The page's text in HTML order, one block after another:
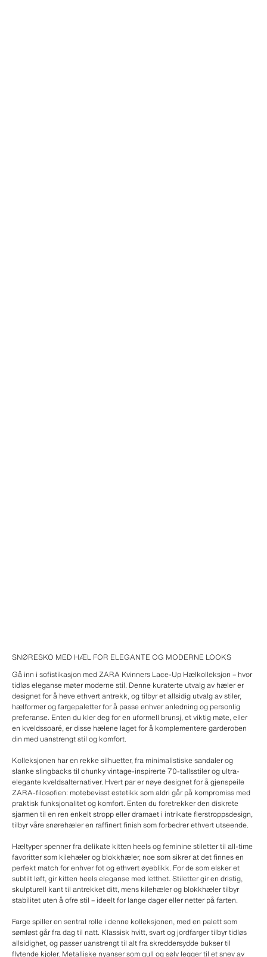
SNØRESKO MED HÆL FOR ELEGANTE OG MODERNE LOOKS
Gå inn i sofistikasjon med ZARA Kvinners Lace-Up Hælkolleksjon – hvor
tidløs eleganse møter moderne stil. Denne kuraterte utvalg av hæler er
designet for å heve ethvert antrekk, og tilbyr et allsidig utvalg av stiler,
hælformer og fargepaletter for å passe enhver anledning og personlig
preferanse. Enten du kler deg for en uformell brunsj, et viktig møte, eller
en kveldssoaré, er disse hælene laget for å komplementere garderoben
din med uanstrengt stil og komfort.
Kolleksjonen har en rekke silhuetter, fra minimalistiske sandaler og
slanke slingbacks til chunky vintage-inspirerte 70-tallsstiler og ultra-
elegante kveldsalternativer. Hvert par er nøye designet for å gjenspeile
ZARA-filosofien: motebevisst estetikk som aldri går på kompromiss med
praktisk funksjonalitet og komfort. Enten du foretrekker den diskrete
sjarmen til en ren enkelt stropp eller dramaet i intrikate flerstroppsdesign,
tilbyr våre snørehæler en raffinert finish som forbedrer ethvert utseende.
Hæltyper spenner fra delikate kitten heels og feminine stiletter til all-time
favoritter som kilehæler og blokkhæler, noe som sikrer at det finnes en
perfekt match for enhver fot og ethvert øyeblikk. For de som elsker et
subtilt løft, gir kitten heels eleganse med letthet. Stiletter gir en dristig,
skulpturell kant til antrekket ditt, mens kilehæler og blokkhæler tilbyr
stabilitet uten å ofre stil – ideelt for lange dager eller netter på farten.
Farge spiller en sentral rolle i denne kolleksjonen, med en palett som
sømløst går fra dag til natt. Klassisk hvitt, svart og jordfarger tilbyr tidløs
allsidighet, og passer uanstrengt til alt fra skreddersydde bukser til
flytende kjoler. Metalliske nyanser som gull og sølv legger til et snev av